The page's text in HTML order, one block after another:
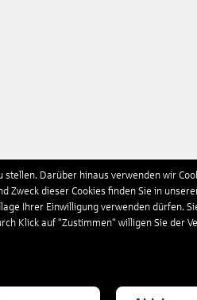
Darüber hinaus verwenden wir
dieser Cookies finden Sie in
Ihrer Einwilligung verwenden dürfen.
Klick auf “Zustimmen“ willigen Sie der